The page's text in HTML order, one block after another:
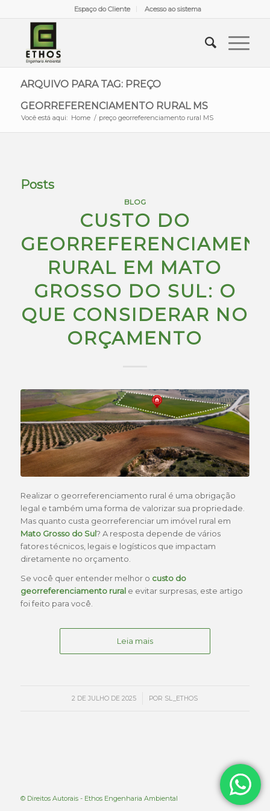
Espaço do Cliente Acesso ao sistema
ARQUIVO PARA TAG: PREÇO
GEORREFERENCIAMENTO RURAL MS
Você está aqui: Home / preço georreferenciamento rural MS
Posts
BLOG
CUSTO DO
RURAL EM MATO
GROSSO DO SUL: O
QUE CONSIDERAR NO
ORÇAMENTO
Realizar o georreferenciamento rural é uma obrigação
legal e também uma forma de valorizar sua propriedade.
Mas quanto custa georreferenciar um imóvel rural em
Mato Grosso do Sul? A resposta depende de vários
fatores técnicos, legais e logísticos que impactam
diretamente no orçamento.
Se você quer entender melhor o custo do
georreferenciamento rurale evitar surpresas, este artigo
foi feito para você.
Leia mais
2 DE JULHO DE 2025
/ POR SL_ETHOS
© Direitos Autorais - Ethos Engenharia Ambiental